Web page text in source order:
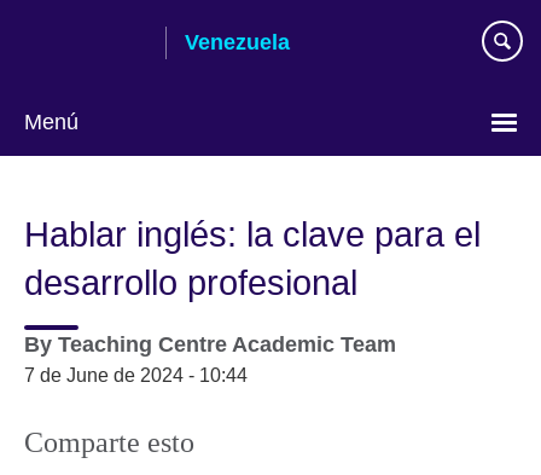
Venezuela
Menú
idioma
Hablar inglés: la clave para el
desarrollo profesional
By Teaching Centre Academic Team
7 de June de 2024 - 10:44
Comparte esto